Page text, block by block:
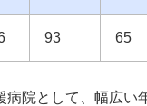
93 65
院として、幅広い